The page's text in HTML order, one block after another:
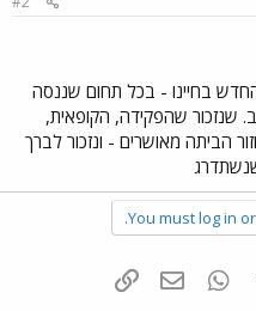
בחיינו - בכל תחום שננסה
שנזכור שהפקידה, הקופאית,
הביתה מאושרים - ונזכור לברך
You must log in
Tumblr
WhatsAppדואר אלקטרוני